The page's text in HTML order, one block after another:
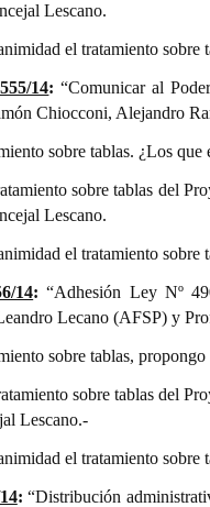
Lescano.
el tratamiento
14: “Comunicar al
Chiocconi, Alejandro
sobre tablas. ¿Los
sobre tablas del
Lescano.
el tratamiento sobre
14:“Adhesión Ley Nº
Lecano (AFSP) y
sobre tablas,
sobre tablas del
Lescano.-
el tratamiento sobre
: “Distribución